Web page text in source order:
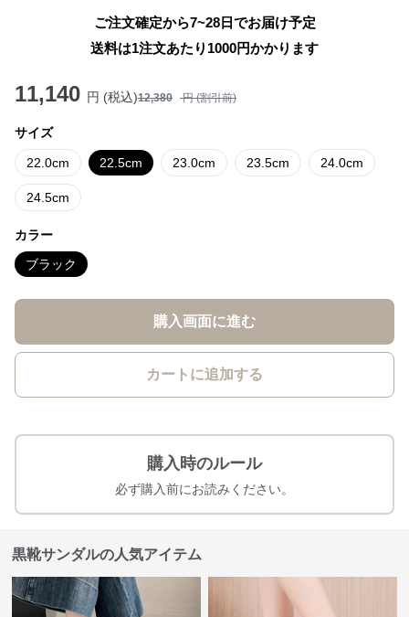
ご注文確定から7~28日でお届け予定
送料は1注文あたり 1000円かかります
11,140 円 (税込)12,380 円 (割引前)
サイズ
22.0cm 22.5cm 23.0cm 23.5cm 24.0cm
24.5cm
カラー
ブラック
購入画面に進む
カートに追加する
購入時のルール
必ず購入前にお読みください。
黒靴サンダルの人気アイテム